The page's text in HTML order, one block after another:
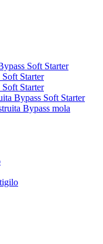
Soft Starter
Starter
Starter
Bypass Soft Starter
Bypass mola